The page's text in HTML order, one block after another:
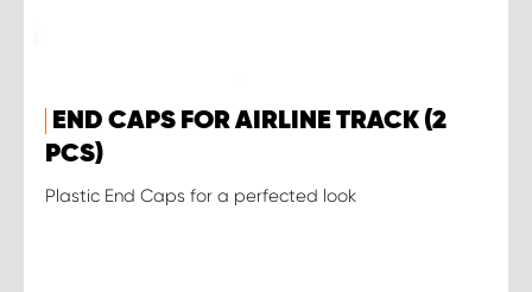
END CAPS FOR AIRLINE TRACK (2
PCS)
Plastic End Caps for a perfected look